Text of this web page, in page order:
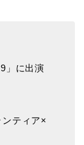
」に出演
ティア×